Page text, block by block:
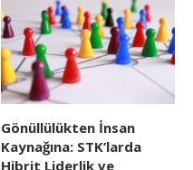
Gönüllülükten İnsan
Kaynağına: STK’larda
Hibrit Liderlik ve